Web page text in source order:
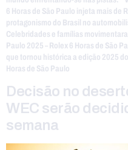
6 Horas de São Paulo injeta mais de
protagonismo do Brasil no
Celebridades e famílias
Paulo 2025 – Rolex 6 Horas de São
que tornou histórica a edição 2025
Horas de São Paulo
Decisão no
WEC serão
semana